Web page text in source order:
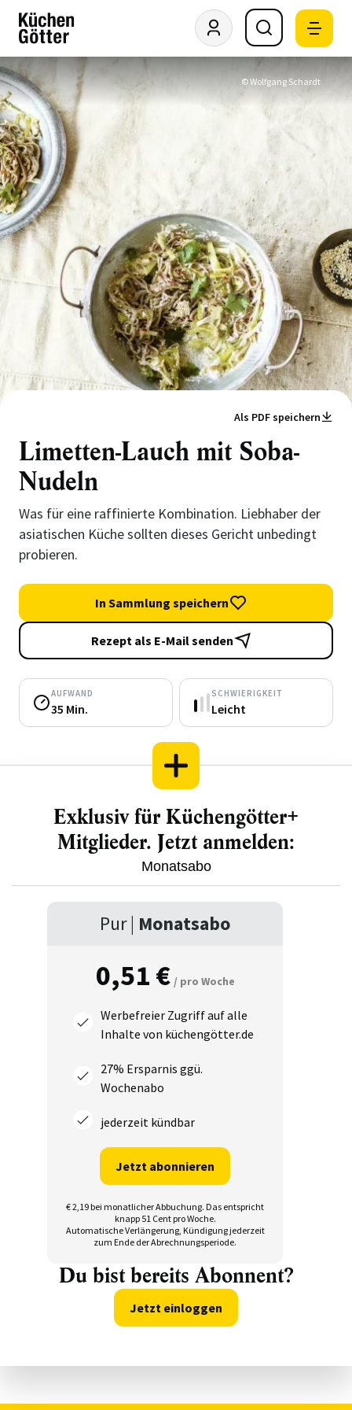
© Wolfgang Schardt
Als PDF speichern
Limetten-Lauch mit Soba-
Nudeln
Was für eine raffinierte Kombination. Liebhaber der
asiatischen Küche sollten dieses Gericht unbedingt
probieren.
In Sammlung speichern
Rezept als E-Mail senden
AUFWAND
35 Min.
SCHWIERIGKEIT
Leicht
Exklusiv für Küchengötter+
Mitglieder. Jetzt anmelden:
Monatsabo
Pur | Monatsabo
0,51 € / pro Woche
Werbefreier Zugriff auf alle
Inhalte von küchengötter.de
27% Ersparnis ggü.
Wochenabo
jederzeit kündbar
Jetzt abonnieren
€ 2,19 bei monatlicher Abbuchung. Das entspricht
knapp 51 Cent pro Woche.
Automatische Verlängerung, Kündigung jederzeit
zum Ende der Abrechnungsperiode.
Du bist bereits Abonnent?
Jetzt einloggen